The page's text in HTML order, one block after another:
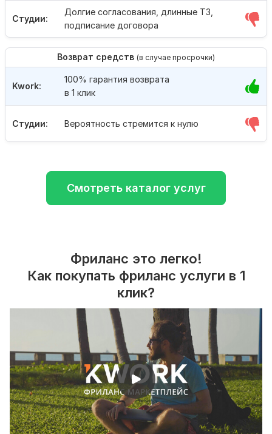
Студии:
Долгие согласования, длинные ТЗ,
подписание договора
Возврат средств (в случае просрочки)
Студии: Вероятность стремится к нулю
Kwork:
100% гарантия возврата
в 1 клик
Смотреть каталог услуг
Фриланс это легко!
Как покупать фриланс услуги в 1
клик?